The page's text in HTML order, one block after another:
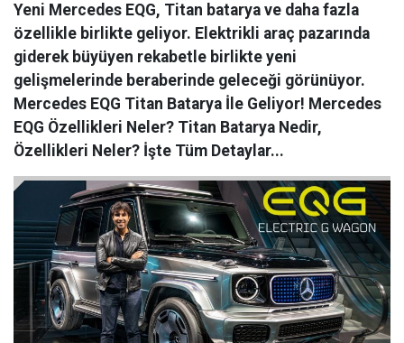
Yeni Mercedes EQG, Titan batarya ve daha fazla
özellikle birlikte geliyor. Elektrikli araç pazarında
giderek büyüyen rekabetle birlikte yeni
gelişmelerinde beraberinde geleceği görünüyor.
Mercedes EQG Titan Batarya İle Geliyor! Mercedes
EQG Özellikleri Neler? Titan Batarya Nedir,
Özellikleri Neler? İşte Tüm Detaylar...